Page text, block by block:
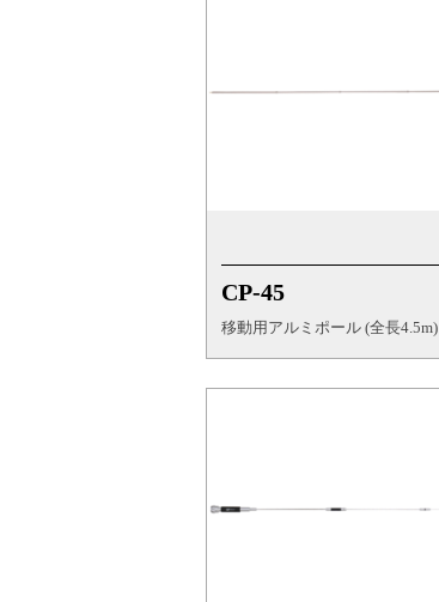
CP-45
移動用アルミポール (全長4.5m)